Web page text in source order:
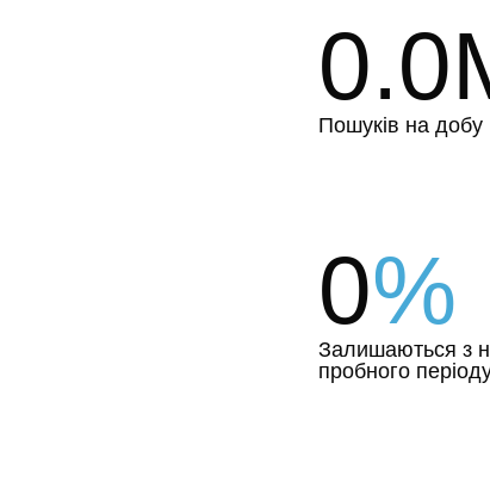
Пошуків на добу
0%
Залишаються з
пробного